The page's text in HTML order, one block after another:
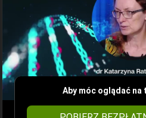
Aby móc oglądać na